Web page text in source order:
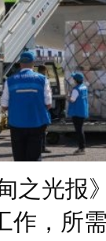
之光报
作，所